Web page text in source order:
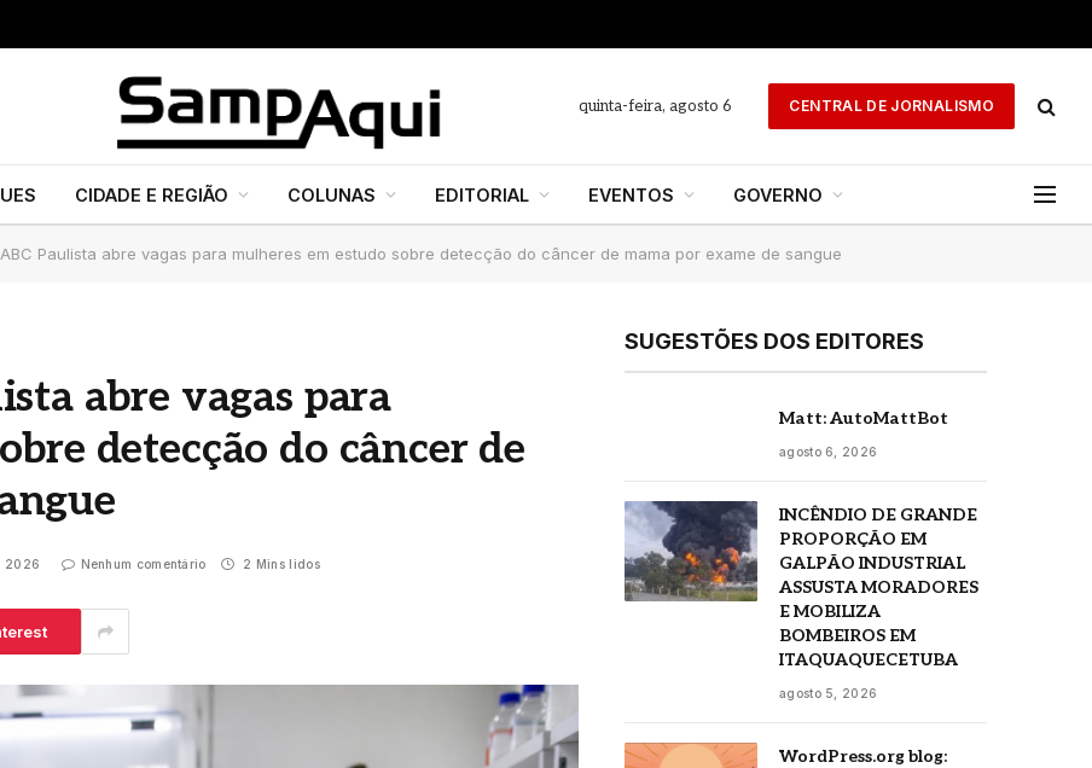
quinta-feira, agosto 6 CENTRAL DE JORNALISMO
CIDADE E REGIÃO COLUNAS EDITORIAL EVENTOS GOVERNO
Paulista abre vagas para mulheres em estudo sobre detecção do câncer de mama por exame de sangue
abre vagas para
detecção do câncer de
2026 Nenhum comentário 2 Mins lidos
SUGESTÕES DOS EDITORES
Matt: AutoMattBot
agosto 6, 2026
INCÊNDIO DE GRANDE
PROPORÇÃO EM
GALPÃO INDUSTRIAL
ASSUSTA MORADORES
E MOBILIZA
BOMBEIROS EM
ITAQUAQUECETUBA
agosto 5, 2026
WordPress.org blog: